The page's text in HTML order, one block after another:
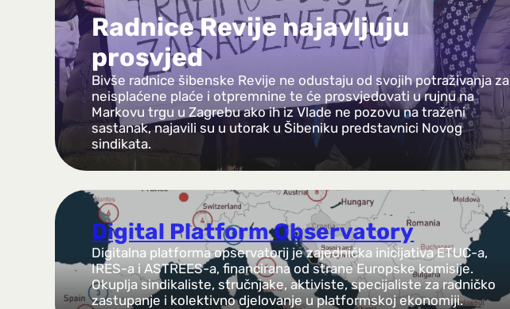
Radnice Revije najavljuju
prosvjed
Bivše radnice šibenske Revije ne odustaju od svojih potraživanja za
neisplaćene plaće i otpremnine te će prosvjedovati u rujnu na
Markovu trgu u Zagrebu ako ih iz Vlade ne pozovu na traženi
sastanak, najavili su u utorak u Šibeniku predstavnici Novog
sindikata.
Digital Platform Observatory
Digitalna platforma opservatorij je zajednička inicijativa ETUC-a,
IRES-a i ASTREES-a, financirana od strane Europske komisije.
Okuplja sindikaliste, stručnjake, aktiviste, specijaliste za radničko
zastupanje i kolektivno djelovanje u platformskoj ekonomiji.